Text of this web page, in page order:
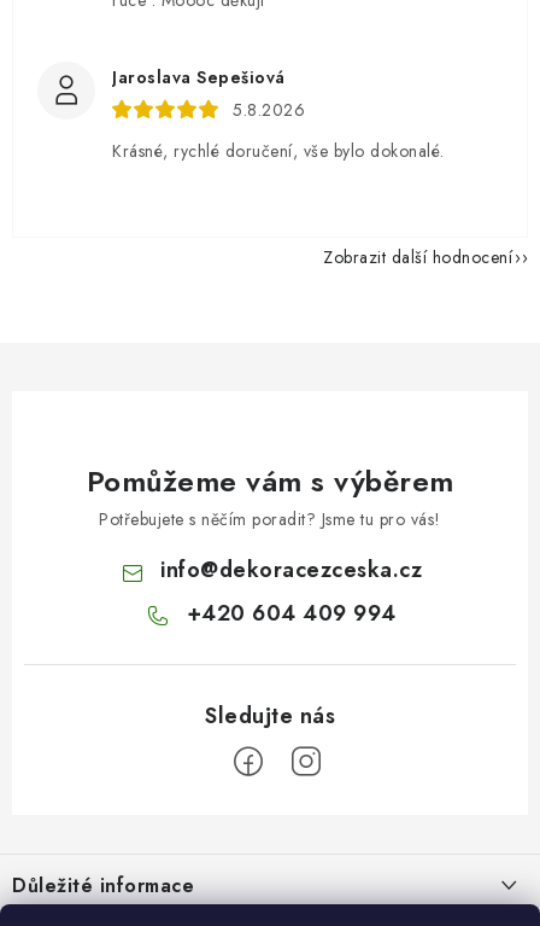
Jaroslava Sepešiová
5.8.2026
Krásné, rychlé doručení, vše bylo dokonalé.
Zobrazit další hodnocení
Pomůžeme vám s výběrem
Potřebujete s něčím poradit? Jsme tu pro vás!
info@dekoracezceska.cz
+420 604 409 994
pDůležité informace